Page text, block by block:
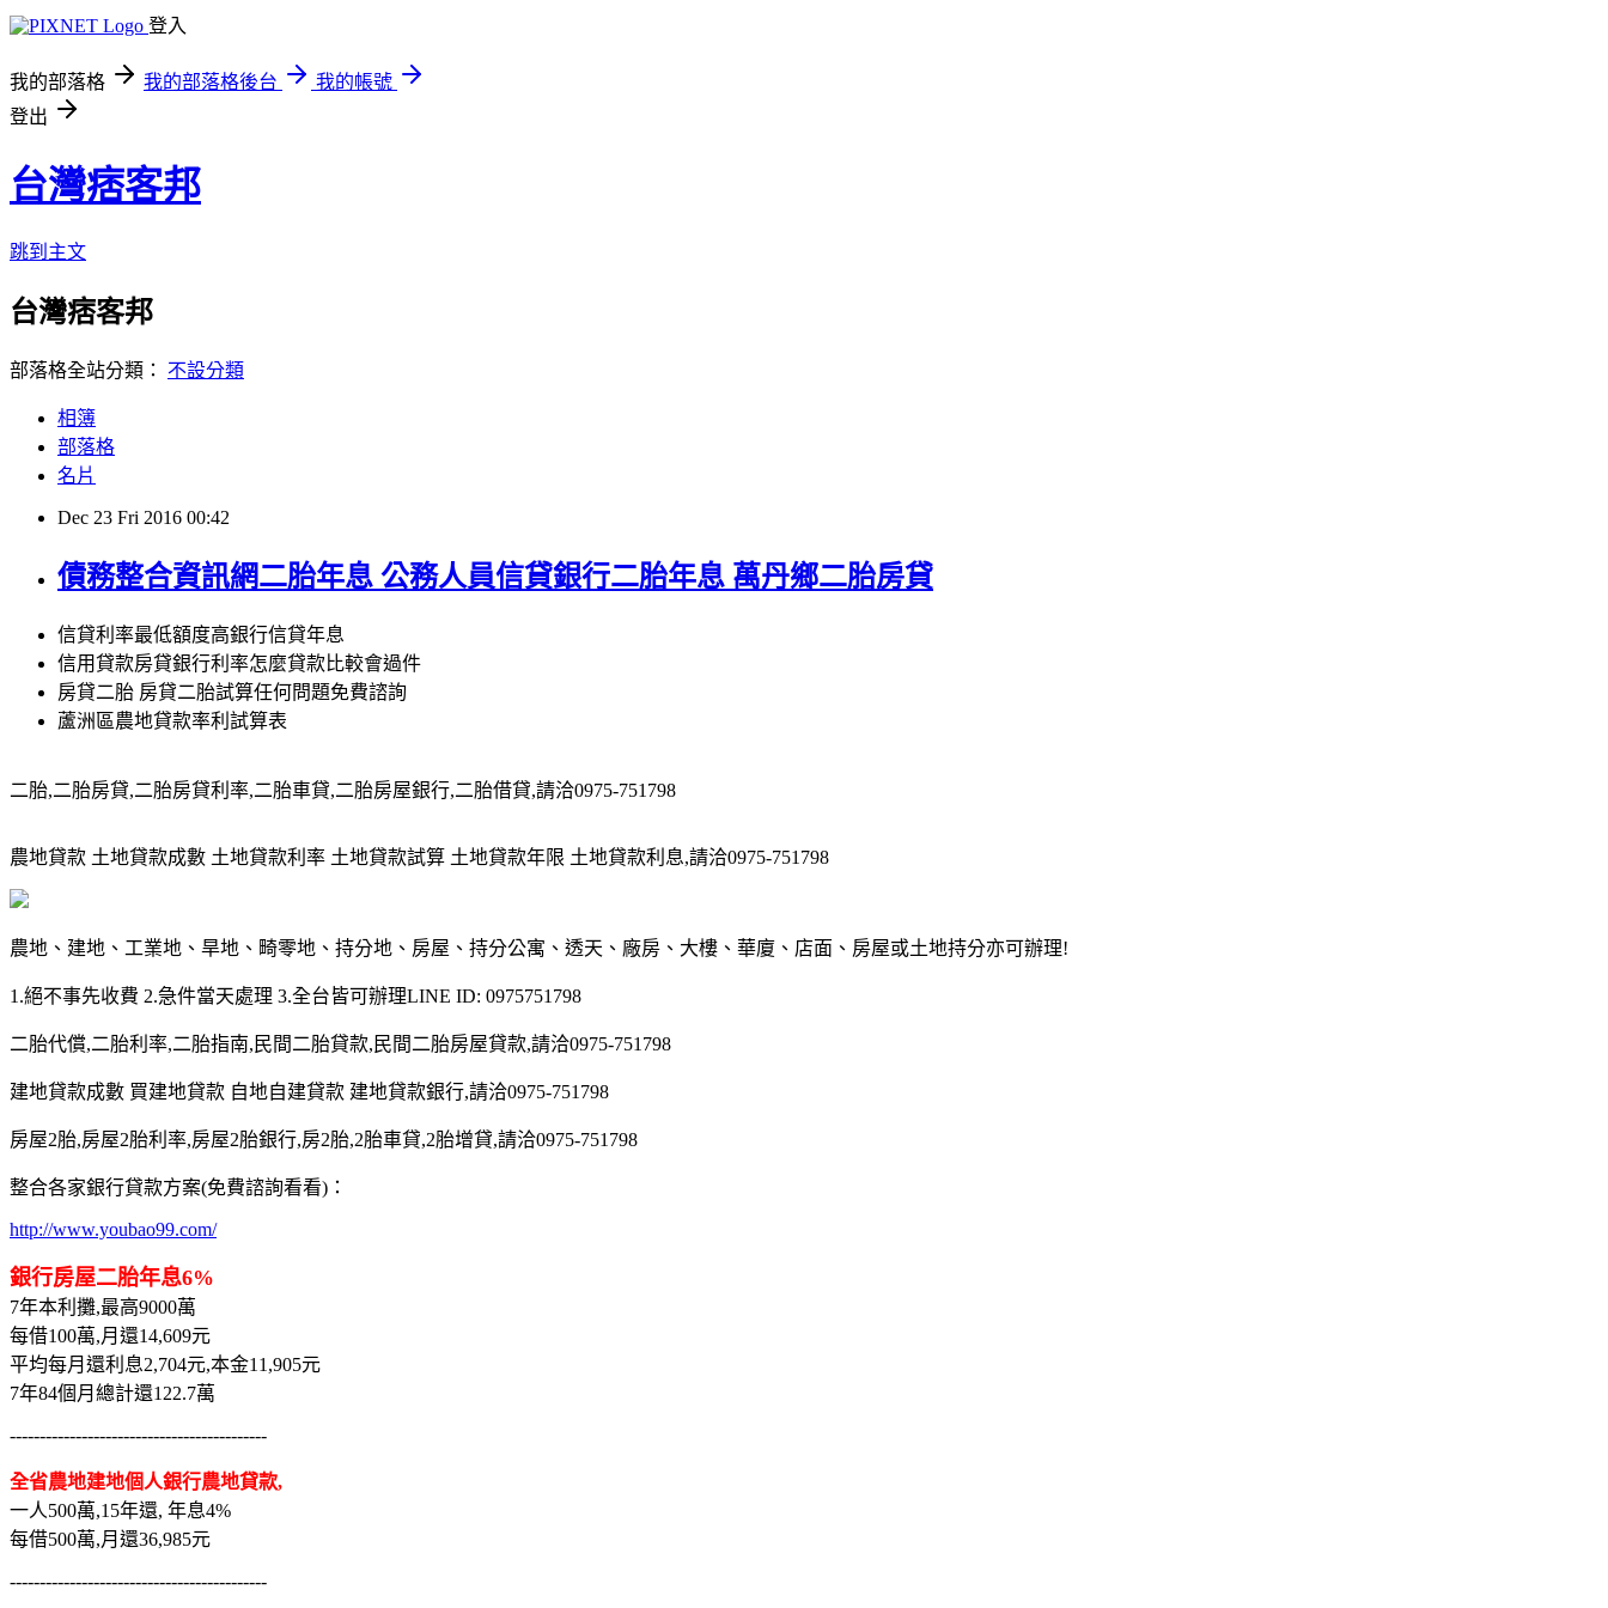
登入
我的部落格 我的部落格後台
我的帳號
登出
台灣痞客邦
跳到主文
台灣痞客邦
部落格全站分類： 不設分類
相簿
部落格
名片
Dec 23 Fri 2016 00:42
債務整合資訊網二胎年息 公務人員信貸銀行二胎年息 萬丹鄉二胎房貸
信貸利率最低額度高銀行信貸年息
信用貸款房貸銀行利率怎麼貸款比較會過件
房貸二胎 房貸二胎試算任何問題免費諮詢
蘆洲區農地貸款率利試算表
二胎,二胎房貸,二胎房貸利率,二胎車貸,二胎房屋銀行,二胎借貸,請洽0975-751798
農地貸款 土地貸款成數 土地貸款利率 土地貸款試算 土地貸款年限 土地貸款利息,請洽0975-751798
農地、建地、工業地、旱地、畸零地、持分地、房屋、持分公寓、透天、廠房、大樓、華廈、店面、房屋或土地持分亦可辦理!
1.絕不事先收費 2.急件當天處理 3.全台皆可辦理LINE ID: 0975751798
二胎代償,二胎利率,二胎指南,民間二胎貸款,民間二胎房屋貸款,請洽0975-751798
建地貸款成數 買建地貸款 自地自建貸款 建地貸款銀行,請洽0975-751798
房屋2胎,房屋2胎利率,房屋2胎銀行,房2胎,2胎車貸,2胎增貸,請洽0975-751798
整合各家銀行貸款方案(免費諮詢看看)：
http://www.youbao99.com/
銀行房屋二胎年息6%
7年本利攤,最高9000萬
每借100萬,月還14,609元
平均每月還利息2,704元,本金11,905元
7年84個月總計還122.7萬
-------------------------------------------
全省農地建地個人銀行農地貸款,
一人500萬,15年還, 年息4%
每借500萬,月還36,985元
-------------------------------------------